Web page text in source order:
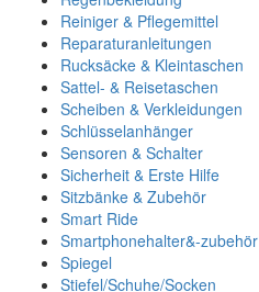
Reiniger & Pflegemittel
Reparaturanleitungen
Rucksäcke & Kleintaschen
Sattel- & Reisetaschen
Scheiben & Verkleidungen
Schlüsselanhänger
Sensoren & Schalter
Sicherheit & Erste Hilfe
Sitzbänke & Zubehör
Smart Ride
Smartphonehalter&-zubehör
Spiegel
Stiefel/Schuhe/Socken